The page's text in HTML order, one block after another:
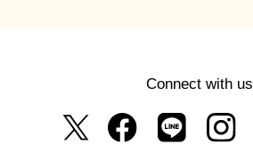
Connect with us